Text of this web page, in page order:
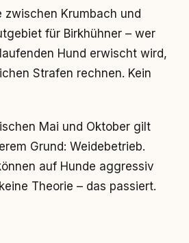
zwischen Krumbach und
für Birkhühner – wer
Hund erwischt wird,
Strafen rechnen. Kein
Mai und Oktober gilt
Grund: Weidebetrieb.
auf Hunde aggressiv
Theorie – das passiert.